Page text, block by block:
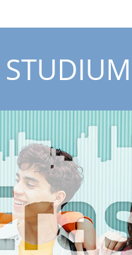
STUDIUM